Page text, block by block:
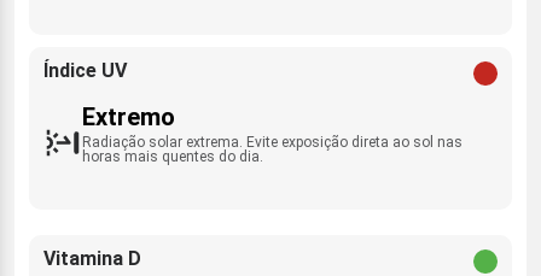
Índice UV
Extremo
Radiação solar extrema. Evite exposição direta ao sol nas
horas mais quentes do dia.
Vitamina D